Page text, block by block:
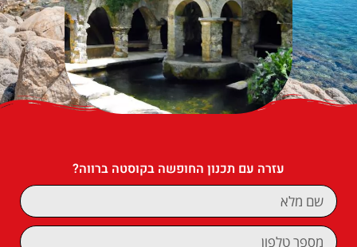
עזרה עם תכנון החופשה בקוסטה ברווה?